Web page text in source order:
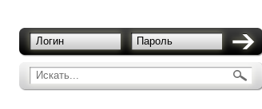
Искать...
Логин Пароль